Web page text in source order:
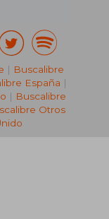
| Buscalibre
España |
| Buscalibre
Otros